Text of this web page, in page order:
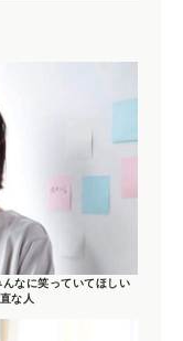
なに笑っていてほしい
な人